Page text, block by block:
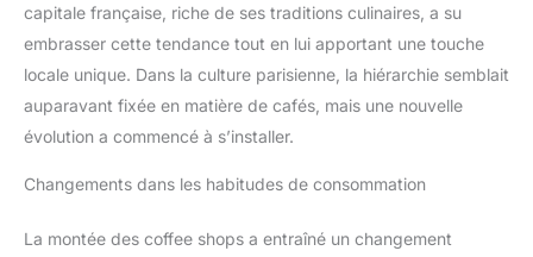
capitale française, riche de ses traditions culinaires, a su
embrasser cette tendance tout en lui apportant une touche
locale unique. Dans la culture parisienne, la hiérarchie semblait
auparavant fixée en matière de cafés, mais une nouvelle
évolution a commencé à s’installer.
Changements dans les habitudes de consommation
La montée des coffee shops a entraîné un changement